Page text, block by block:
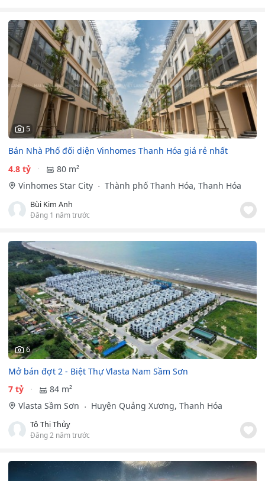
5
Bán Nhà Phố đối diện Vinhomes Thanh Hóa giá rẻ nhất
4.8 tỷ
80 m²
Vinhomes Star City
Thành phố Thanh Hóa, Thanh Hóa
Bùi Kim Anh
Đăng 1 năm trước
6
Mở bán đợt 2 - Biệt Thự Vlasta Nam Sầm Sơn
7 tỷ
84 m²
Vlasta Sầm Sơn
Huyện Quảng Xương, Thanh Hóa
Tô Thị Thủy
Đăng 2 năm trước